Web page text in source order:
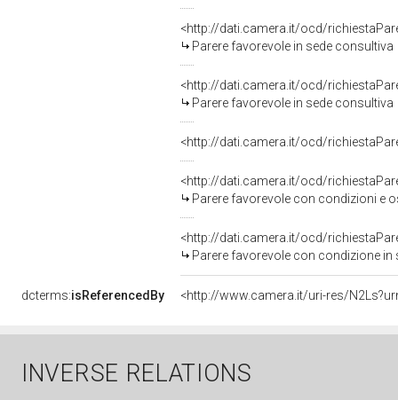
<http://dati.camera.it/ocd/
Parere favorevole in sede consultiva
<http://dati.camera.it/ocd/
Parere favorevole in sede consultiva
<http://dati.camera.it/ocd/
<http://dati.camera.it/ocd/
Parere favorevole con condizioni e
<http://dati.camera.it/ocd/
Parere favorevole con condizione in
dcterms:isReferencedBy <http://www.camera.it/uri-res/
INVERSE RELATIONS